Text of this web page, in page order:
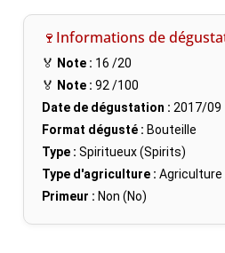
🍷Informations de
🏅 Note : 16 /20
🏅 Note : 92 /100
Date de dégustation : 2017/09
Format dégusté : Bouteille
Type : Spiritueux (Spirits)
Type d'agriculture : Agriculture
Primeur : Non (No)